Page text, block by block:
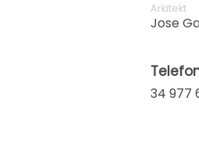
Arkitekt
Jose
34 977